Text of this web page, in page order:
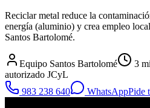
Reciclar metal reduce la
energía (aluminio) y crea empleo
Santos Bartolomé.
Equipo Santos Bartolomé 3
autorizado JCyL
983 238 640
WhatsAppPide